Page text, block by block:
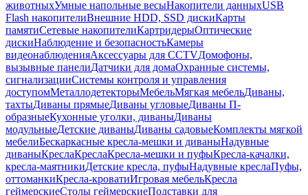
животныхУмные напольные весыНакопители данныхUSB
Flash накопителиВнешние HDD, SSD дискиКарты
памятиСетевые накопителиКартридерыОптические
дискиНаблюдение и безопасностьКамеры
видеонаблюденияАксессуары для CCTVДомофоны,
вызывные панелиДатчики для домаОхранные системы,
сигнализацииСистемы контроля и управления
доступомМеталлодетекторыМебельМягкая мебельДиваны,
тахтыДиваны прямыеДиваны угловыеДиваны П-
образныеКухонные уголки, диваныДиваны
модульныеДетские диваныДиваны садовыеКомплекты мягкой
мебелиБескаркасные кресла-мешки и диваныНадувные
диваныКреслаКреслаКресла-мешки и пуфыКресла-качалки,
кресла-маятникиДетские кресла, пуфыНадувные креслаПуфы,
оттоманкиКресла-кроватиИгровая мебельКресла
геймерскиеСтолы геймерскиеПодставки для